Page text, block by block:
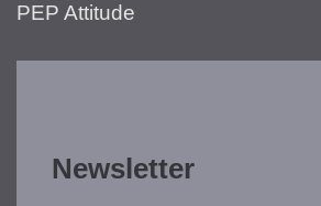
PEP Attitude
Newsletter